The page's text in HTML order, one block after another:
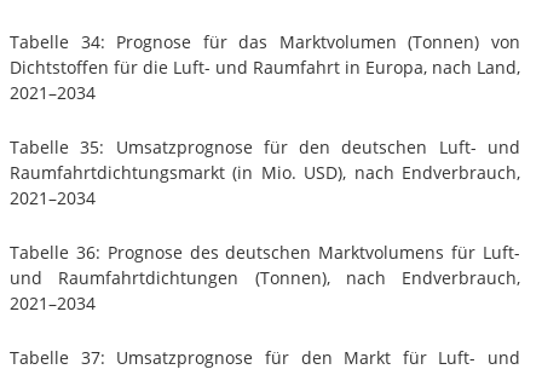
Tabelle 34: Prognose für das Marktvolumen (Tonnen) von
Dichtstoffen für die Luft- und Raumfahrt in Europa, nach Land,
2021–2034
Tabelle 35: Umsatzprognose für den deutschen Luft- und
Raumfahrtdichtungsmarkt (in Mio. USD), nach Endverbrauch,
2021–2034
Tabelle 36: Prognose des deutschen Marktvolumens für Luft-
und Raumfahrtdichtungen (Tonnen), nach Endverbrauch,
2021–2034
Tabelle 37: Umsatzprognose für den Markt für Luft- und